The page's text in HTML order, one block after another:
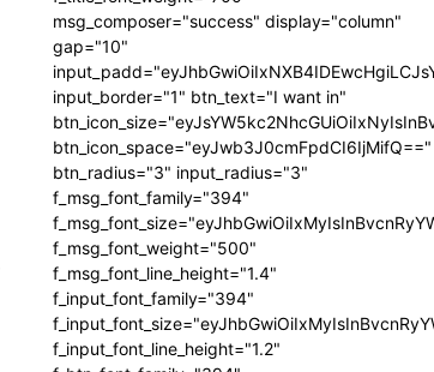
msg_composer="success" display="column"
gap="10"
input_border="1" btn_text="I want in"
btn_icon_space="eyJwb3J0cmFpdCI6IjMifQ=="
btn_radius="3" input_radius="3"
f_msg_font_family="394"
f_msg_font_weight="500"
f_msg_font_line_height="1.4"
f_input_font_family="394"
f_input_font_line_height="1.2"